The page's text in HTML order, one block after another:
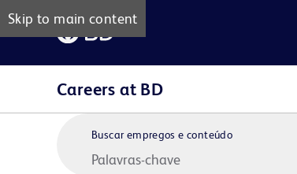
Skip to main content
Careers at BD
Buscar empregos e conteúdo